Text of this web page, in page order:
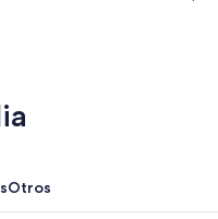
Otros